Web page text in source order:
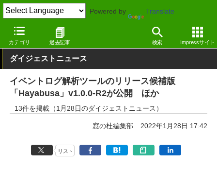
Powered by Translate
カテゴリ 過去記事 検索 Impressサイト
窓の杜 その他の話題 アップデート
ダイジェストニュース
イベントログ解析ツールのリリース候補版
「Hayabusa」v1.0.0-R2が公開 ほか
13件を掲載（1月28日のダイジェストニュース）
窓の杜編集部 2022年1月28日 17:42
リスト